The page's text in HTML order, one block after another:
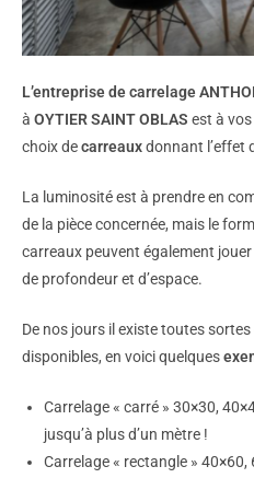
L’entreprise de carrelage
à OYTIER SAINT OBLAS est à
choix decarreauxdonnant l’effet
La luminosité est à prendre en
de la pièce concernée, mais le
carreaux peuvent également
de profondeur et d’espace.
De nos jours il existe toutes
disponibles, en voici quelques
Carrelage « carré » 30×30,
jusqu’à plus d’un mètre !
Carrelage « rectangle » 40×60,